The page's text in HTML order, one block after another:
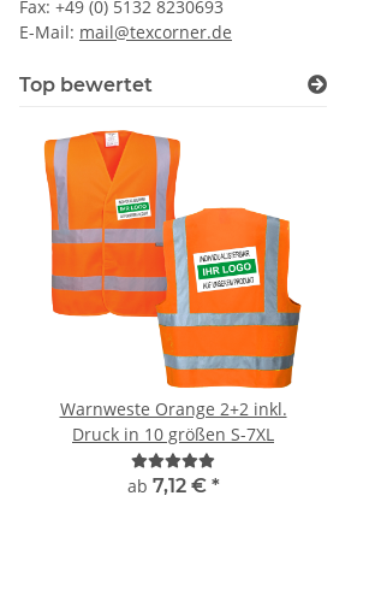
Fax: +49 (0) 5132 8230693
E-Mail: mail@texcorner.de
Top bewertet
Warnweste Orange 2+2 inkl.
Druck in 10 größen S-7XL
ab 7,12 € *